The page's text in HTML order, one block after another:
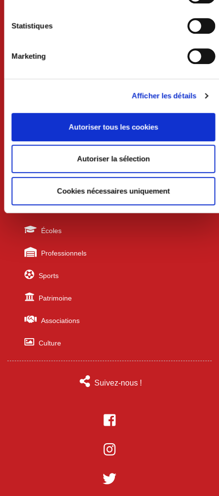
Statistiques
Marketing
Afficher les détails
Autoriser tous les cookies
Autoriser la sélection
Cookies nécessaires uniquement
Lundi au mercredi 8h30-12h et 13h30-18h
Vendredi 8h30-12h et 13h30-17h
Samedi 9h-12h (uniquement sur rdv)
Jeudi 8h30-12h
Vendredi 8h30-12h et 13h30-17h
Liens utiles
Urbanisme
Écoles
Professionnels
Sports
Patrimoine
Associations
Culture
Suivez-nous !